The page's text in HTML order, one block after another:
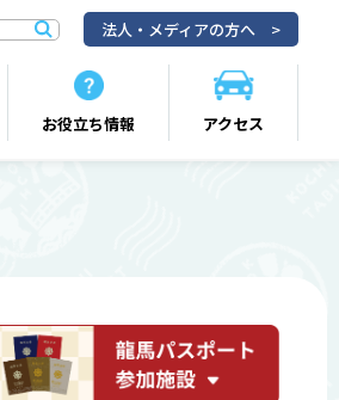
お役立ち情報 アクセス
法人・メディアの方へ